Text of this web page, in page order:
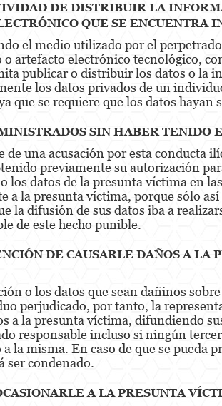
DE DISTRIBUIR LA
QUE SE ENCUENTRA
el medio utilizado por el
artefacto electrónico tecnológico,
publicar o distribuir los datos o la
los datos privados de un
que se requiere que los datos
SIN HABER
una acusación por esta conducta
previamente su autorización
datos de la presunta víctima en
la presunta víctima, porque sólo
la difusión de sus datos iba a
de este hecho punible.
DE CAUSARLE DAÑOS A LA
o los datos que sean dañinos
perjudicado, por tanto, la
a la presunta víctima, difundiendo
responsable incluso si ningún
la misma. En caso de que se
ser condenado.
A LA PRESUNTA